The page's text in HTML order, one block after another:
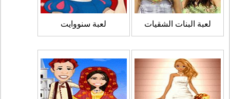
لعبة البنات الشقيات لعبة سنووايت